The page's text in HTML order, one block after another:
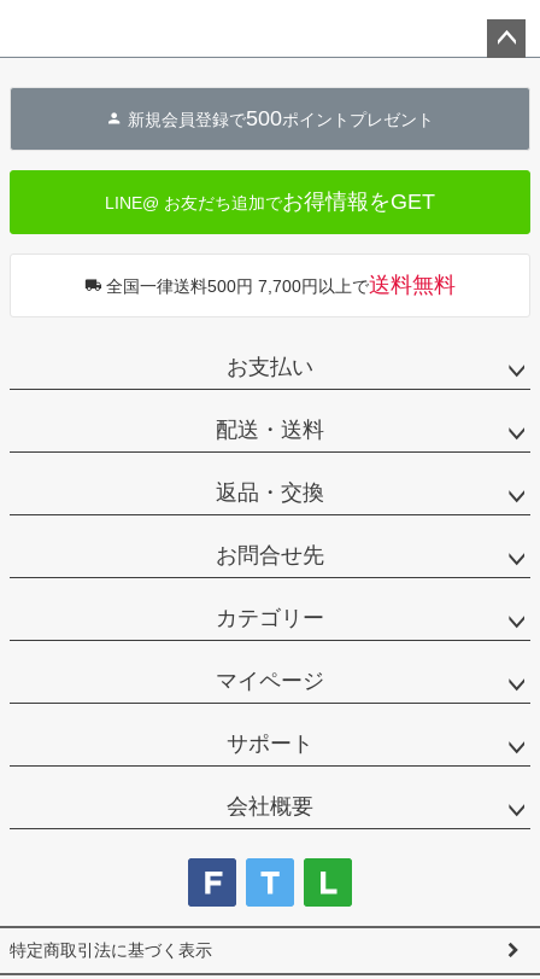
へ
新規会員登録で500ポイントプレゼント
LINE@ お友だち追加でお得情報をGET
全国一律送料500円 7,700円以上で送料無料
お支払い
配送・送料
返品・交換
お問合せ先
カテゴリー
マイページ
サポート
会社概要
特定商取引法に基づく表示